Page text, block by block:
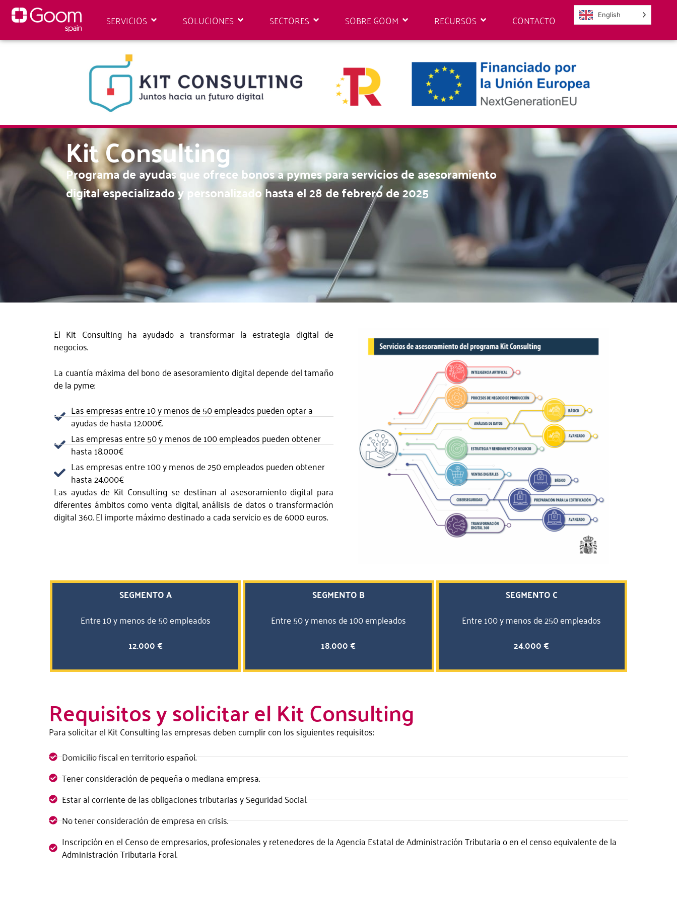
SERVICIOS SOLUCIONES SECTORES SOBRE GOOM RECURSOS CONTACTO English
Kit Consulting
Programa de ayudas que ofrece bonos a pymes para servicios de asesoramiento
digital especializado y personalizado hasta el 28 de febrero de 2025
El Kit Consulting ha ayudado a transformar la estrategia digital de
negocios.
La cuantía máxima del bono de asesoramiento digital depende del tamaño
de la pyme:
Las empresas entre 10 y menos de 50 empleados pueden optar a
ayudas de hasta 12.000€.
Las empresas entre 50 y menos de 100 empleados pueden obtener
hasta 18.000€
Las empresas entre 100 y menos de 250 empleados pueden obtener
hasta 24.000€
Las ayudas de Kit Consulting se destinan al asesoramiento digital para
diferentes ámbitos como venta digital, análisis de datos o transformación
digital 360. El importe máximo destinado a cada servicio es de 6000 euros.
SEGMENTO A
Entre 10 y menos de 50 empleados
12.000 €
SEGMENTO B
Entre 50 y menos de 100 empleados
18.000 €
SEGMENTO C
Entre 100 y menos de 250 empleados
24.000 €
Requisitos y solicitar el Kit Consulting
Para solicitar el Kit Consulting las empresas deben cumplir con los siguientes requisitos:
Domicilio fiscal en territorio español.
Tener consideración de pequeña o mediana empresa.
Estar al corriente de las obligaciones tributarias y Seguridad Social.
No tener consideración de empresa en crisis.
Inscripción en el Censo de empresarios, profesionales y retenedores de la Agencia Estatal de Administración Tributaria o en el censo equivalente de la
Administración Tributaria Foral.